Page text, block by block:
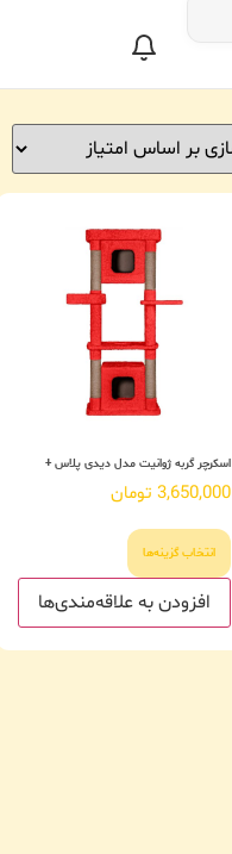
اسکرچر گربه ژوانیت مدل دیدی پلاس +
3,650,000 تومان
انتخاب گزینه‌ها
افزودن به علاقه‌مندی‌ها